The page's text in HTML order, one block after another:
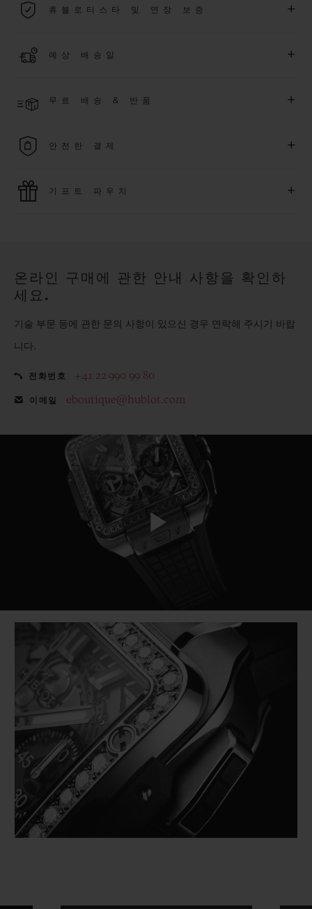
용됩니다.휴블로티스타 및 연장 보증 +
에 대해5 년 추가 워런티 혜택
또한 다양
더 알아보기
예상 배송일 +
다. *재고 상황에 따라 달라질 수 있습니다*.
무료 배송 & 반품 +
을 누려보세요
안전한 결제 +
모든 제품은 빠르고 안전하게 결제가 가능하며, 개인정보를 안
기프트 파우치 +
온라인 구매에 관한 안내 사항을 확인하
세요.
기술 부문 등에 관한 문의 사항이 있으신 경우 연락해 주시기 바랍
니다.
전화번호 +41 22 990 99 80
이메일 eboutique@hublot.com
Play
Video